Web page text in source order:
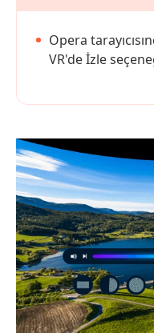
Opera
VR'de İzle